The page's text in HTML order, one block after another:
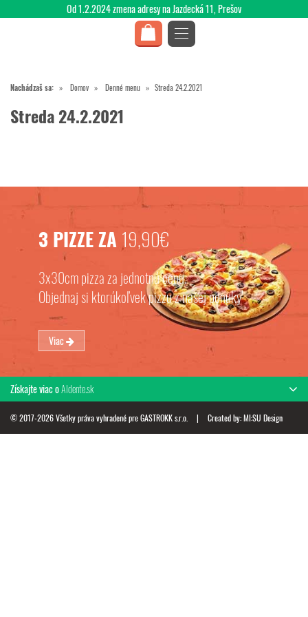
Nachádzaš sa: Domov Denné menu Streda 24.2.2021
Streda 24.2.2021
3 PIZZE ZA 19,90€
3x30cm pizza za jednotnú cenu.
Objednaj si ktorúkoľvek pizzu z našej ponuky
Viac
Získajte viac oAldente.sk
© 2017-2026 Všetky práva vyhradené pre GASTROKK s.r.o. | Created by:MI:SU Design
Od 1.2.2024 zmena adresy na Jazdecká 11, Prešov